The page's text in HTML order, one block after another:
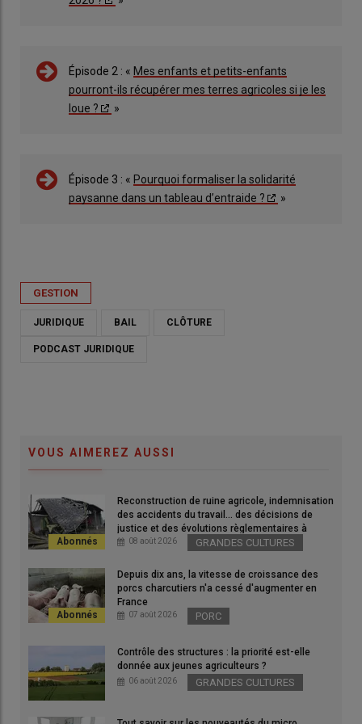
Épisode 2 : « Mes enfants et petits-enfants
pourront-ils récupérer mes terres agricoles si je les
loue ?
»
Épisode 3 : « Pourquoi formaliser la solidarité
paysanne dans un tableau d’entraide ?
»
GESTION
JURIDIQUE BAIL CLÔTURE
PODCAST JURIDIQUE
VOUS AIMEREZ AUSSI
Reconstruction de ruine agricole, indemnisation
des accidents du travail... des décisions de
justice et des évolutions règlementaires à
connaître
08 août 2026 GRANDES CULTURES
Depuis dix ans, la vitesse de croissance des
porcs charcutiers n'a cessé d'augmenter en
France
07 août 2026 PORC
Contrôle des structures : la priorité est-elle
donnée aux jeunes agriculteurs ?
06 août 2026 GRANDES CULTURES